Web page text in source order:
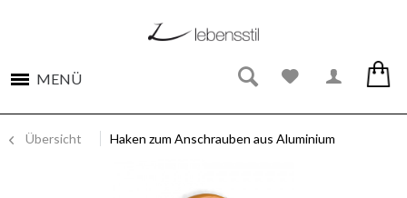
MENÜ
Übersicht Haken zum Anschrauben aus Aluminium